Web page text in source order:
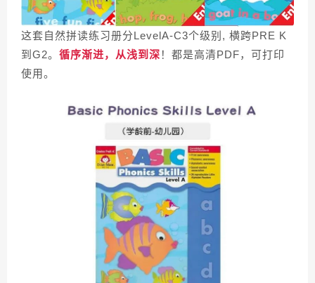
这套自然拼读练习册分LevelA-C3个级别, 横跨PRE K
到G2。 循序渐进，从浅到深 ！ 都是高清PDF，可打印
使用。